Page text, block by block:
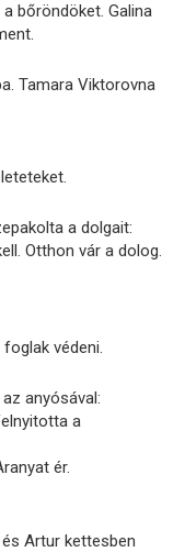
bőröndöket. Galina
Tamara Viktorovna
a dolgait:
Otthon vár a dolog.
védeni.
anyósával:
a
ér.
Artur kettesben